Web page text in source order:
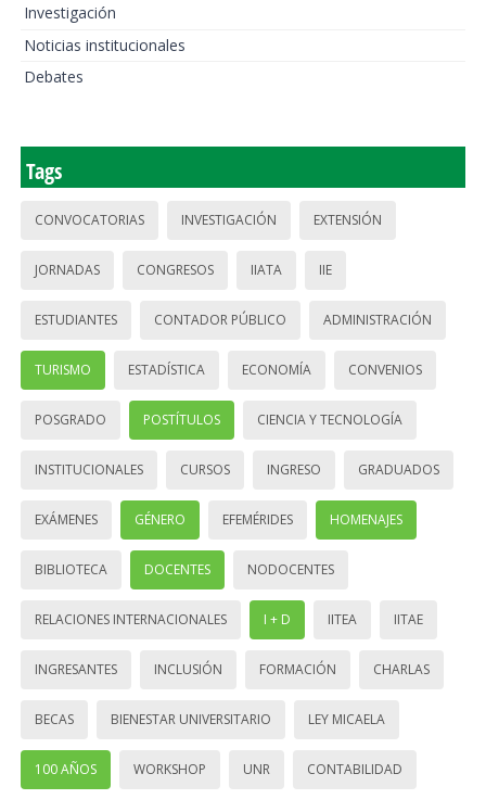
Investigación
Noticias institucionales
Debates
Tags
CONVOCATORIAS INVESTIGACIÓN EXTENSIÓN
JORNADAS CONGRESOS IIATA IIE
ESTUDIANTES CONTADOR PÚBLICO ADMINISTRACIÓN
TURISMO ESTADÍSTICA ECONOMÍA CONVENIOS
POSGRADO POSTÍTULOS CIENCIA Y TECNOLOGÍA
INSTITUCIONALES CURSOS INGRESO GRADUADOS
EXÁMENES GÉNERO EFEMÉRIDES HOMENAJES
BIBLIOTECA DOCENTES NODOCENTES
RELACIONES INTERNACIONALES I + D IITEA IITAE
INGRESANTES INCLUSIÓN FORMACIÓN CHARLAS
BECAS BIENESTAR UNIVERSITARIO LEY MICAELA
100 AÑOS WORKSHOP UNR CONTABILIDAD